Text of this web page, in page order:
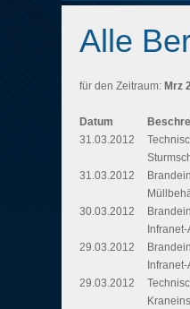
Alle
für den Zeitraum: Mrz
Datum
31.03.2012
31.03.2012
30.03.2012
29.03.2012
29.03.2012